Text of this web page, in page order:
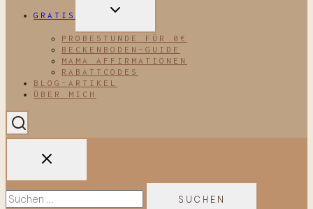
GRATIS
UNTERMENÜ
PROBESTUNDE FÜR 0€
BECKENBODEN-GUIDE
MAMA AFFIRMATIONEN
RABATTCODES
BLOG-ARTIKEL
ÜBER MICH
Suchen